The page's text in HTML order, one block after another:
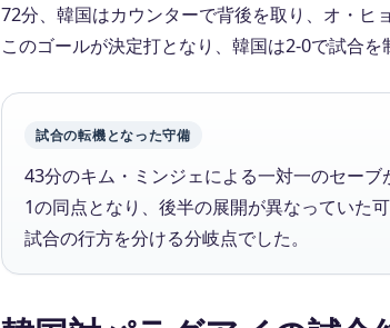
72分、韓国はカウンターで背後を取り、オ・ヒ
このゴールが決定打となり、韓国は2-0で試合を
試合の転機となった守備
43分のキム・ミンジェによる一対一のセー
1の同点となり、後半の展開が異なっていた
試合の行方を分ける分岐点でした。